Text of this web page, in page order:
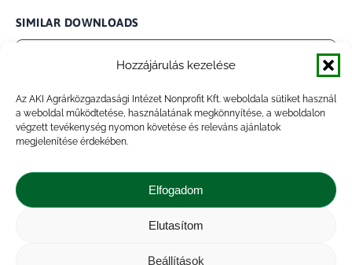
Hozzájárulás kezelése
Az AKI Agrárközgazdasági Intézet Nonprofit Kft. weboldala sütiket használ
a weboldal működtetése, használatának megkönnyítése, a weboldalon
végzett tevékenység nyomon követése és releváns ajánlatok
megjelenítése érdekében.
Elfogadom
Elutasítom
Beállítások
SIMILAR DOWNLOADS
No related download found!
Megosztás